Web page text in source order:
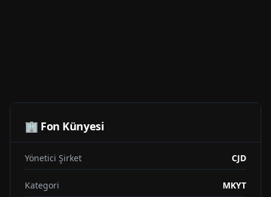
🏢 Fon Künyesi
Yönetici Şirket CJD
Kategori MKYT